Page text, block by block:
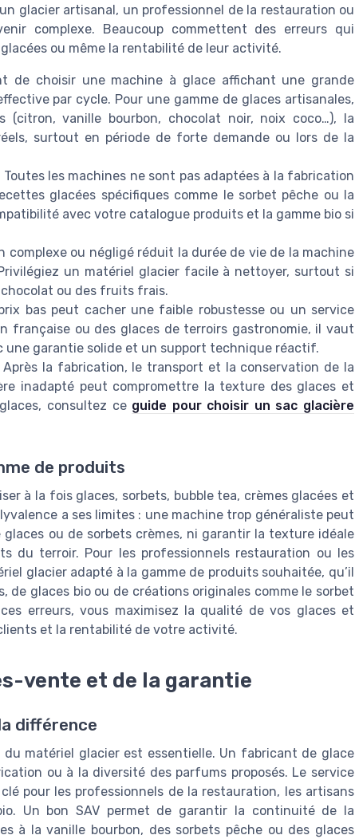
glacier artisanal, un professionnel de la restauration ou
complexe. Beaucoup commettent des erreurs qui
ou même la rentabilité de leur activité.
de choisir une machine à glace affichant une grande
par cycle. Pour une gamme de glaces artisanales,
(citron, vanille bourbon, chocolat noir, noix coco…), la
surtout en période de forte demande ou lors de la
Toutes les machines ne sont pas adaptées à la fabrication
glacées spécifiques comme le sorbet pêche ou la
avec votre catalogue produits et la gamme bio si
complexe ou négligé réduit la durée de vie de la machine
un matériel glacier facile à nettoyer, surtout si
ou des fruits frais.
bas peut cacher une faible robustesse ou un service
française ou des glaces de terroirs gastronomie, il vaut
une garantie solide et un support technique réactif.
Après la fabrication, le transport et la conservation de la
inadapté peut compromettre la texture des glaces et
consultez ce guide pour choisir un sac glacière
de produits
à la fois glaces, sorbets, bubble tea, crèmes glacées et
a ses limites : une machine trop généraliste peut
ou de sorbets crèmes, ni garantir la texture idéale
du terroir. Pour les professionnels restauration ou les
glacier adapté à la gamme de produits souhaitée, qu’il
de glaces bio ou de créations originales comme le sorbet
erreurs, vous maximisez la qualité de vos glaces et
et la rentabilité de votre activité.
vente et de la garantie
différence
du matériel glacier est essentielle. Un fabricant de glace
ou à la diversité des parfums proposés. Le service
pour les professionnels de la restauration, les artisans
Un bon SAV permet de garantir la continuité de la
à la vanille bourbon, des sorbets pêche ou des glaces